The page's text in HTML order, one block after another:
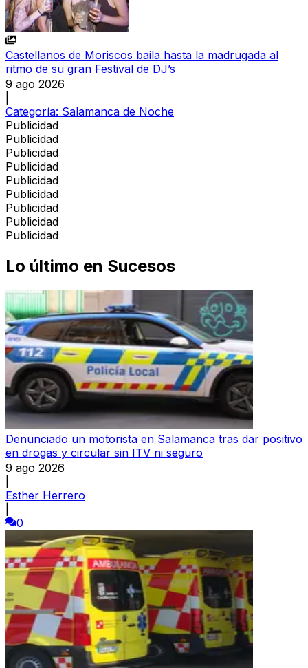
Castellanos de Moriscos baila hasta la madrugada al
ritmo de su gran Festival de DJ’s
9 ago 2026
Categoría: Salamanca de Noche
Publicidad
Publicidad
Publicidad
Publicidad
Publicidad
Publicidad
Publicidad
Publicidad
Publicidad
Lo último en Sucesos
Denunciado un motorista en Salamanca tras dar positivo
en drogas y circular sin ITV ni seguro
9 ago 2026
Esther Herrero
0